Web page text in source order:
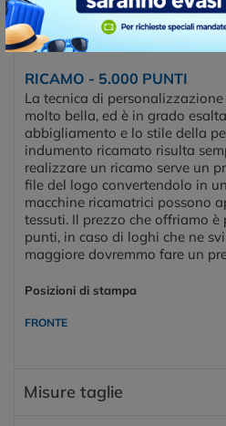
Posizioni di stampa
FRONTE
RICAMO - 5.000 PUNTI
La tecnica di
molto bella, ed è in grado
abbigliamento e lo stile della
indumento ricamato risulta
realizzare un ricamo serve un
file del logo convertendolo in
macchine ricamatrici possono
tessuti. Il prezzo che offriamo è
punti, in caso di loghi che ne
maggiore dovremmo fare un
Posizioni di stampa
FRONTE
Misure taglie